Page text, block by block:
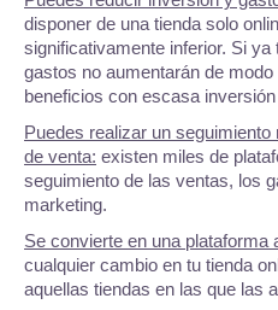
disponer de una tienda solo
significativamente inferior. Si ya
gastos no aumentarán de
beneficios con escasa
Puedes realizar un
de venta: existen miles de
seguimiento de las ventas, los
marketing.
Se convierte en una plataforma
cualquier cambio en tu tienda
aquellas tiendas en las que las